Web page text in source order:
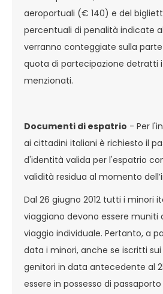
aeroportuali (€ 140) e del
percentuali di penalità indicate
verranno conteggiate sulla
quota di partecipazione detratti
menzionati.
Documenti di espatrio - Per
ai cittadini italiani è richiesto il
d'identità valida per l'espatrio
validità residua al momento
Dal 26 giugno 2012 tutti i minori
viaggiano devono essere muniti
viaggio individuale. Pertanto, a
data i minori, anche se iscritti
genitori in data antecedente al
essere in possesso di